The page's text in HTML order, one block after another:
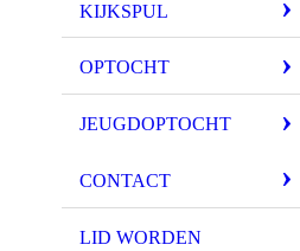
KIJKSPUL
OPTOCHT
JEUGDOPTOCHT
CONTACT
LID WORDEN